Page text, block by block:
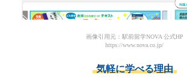
画像引用元：駅前留学NOVA 公式HP
https://www.nova.co.jp/
気軽に学べる理由